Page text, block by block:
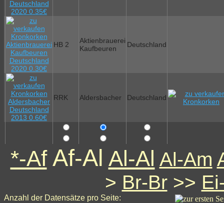
HB 2
Aktienbrauerei
Kaufbeuren
Deutschland
RRK Aldersbacher Deutschland
*-Af Af-Al Al-Al Al-Am
> Br-Br>>
Anzahl der Datensätze pro Seite: